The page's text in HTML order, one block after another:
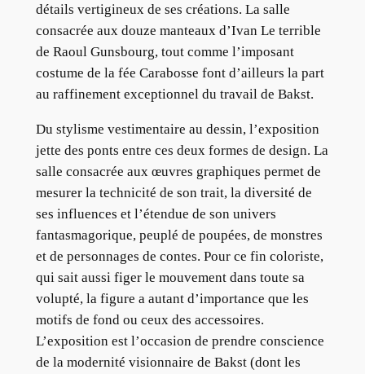
détails vertigineux de ses créations. La salle
consacrée aux douze manteaux d’Ivan Le terrible
de Raoul Gunsbourg, tout comme l’imposant
costume de la fée Carabosse font d’ailleurs la part
au raffinement exceptionnel du travail de Bakst.
Du stylisme vestimentaire au dessin, l’exposition
jette des ponts entre ces deux formes de design. La
salle consacrée aux œuvres graphiques permet de
mesurer la technicité de son trait, la diversité de
ses influences et l’étendue de son univers
fantasmagorique, peuplé de poupées, de monstres
et de personnages de contes. Pour ce fin coloriste,
qui sait aussi figer le mouvement dans toute sa
volupté, la figure a autant d’importance que les
motifs de fond ou ceux des accessoires.
L’exposition est l’occasion de prendre conscience
de la modernité visionnaire de Bakst (dont les